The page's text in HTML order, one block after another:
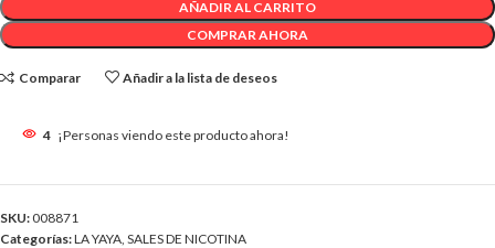
AÑADIR AL CARRITO
COMPRAR AHORA
Comparar Añadir a la lista de deseos
4 ¡Personas viendo este producto ahora!
SKU: 008871
Categorías:LA YAYA, SALES DE NICOTINA